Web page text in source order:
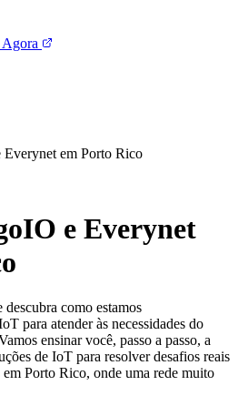
em Porto Rico
e Everynet
como estamos
para atender às necessidades do
ensinar você, passo a passo, a
de IoT para resolver desafios reais
Porto Rico, onde uma rede muito